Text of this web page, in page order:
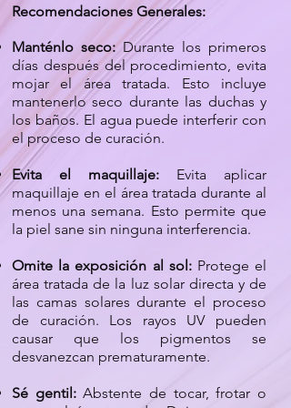
Recomendaciones Generales:
Manténlo seco:Durante los primeros
días después del procedimiento, evita
mojar el área tratada. Esto incluye
mantenerlo seco durante las duchas y
los baños. El agua puede interferir con
el proceso de curación.
Evita el maquillaje: Evita aplicar
maquillaje en el área tratada durante al
menos una semana. Esto permite que
la piel sane sin ninguna interferencia.
Omite la exposición al sol:Protege el
área tratada de la luz solar directa y de
las camas solares durante el proceso
de curación. Los rayos UV pueden
causar que los pigmentos se
desvanezcan prematuramente.
Sé gentil:Abstente de tocar, frotar o